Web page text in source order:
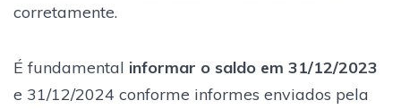
corretamente.
É fundamental informar o saldo em 31/12/2023
e 31/12/2024 conforme informes enviados pela